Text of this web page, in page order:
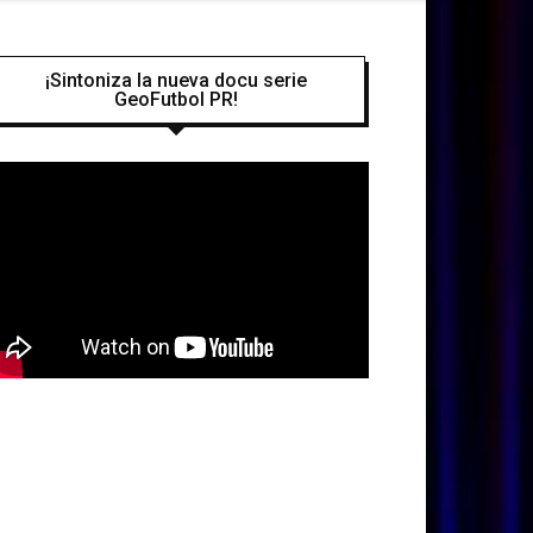
¡Sintoniza la nueva docu serie
GeoFutbol PR!